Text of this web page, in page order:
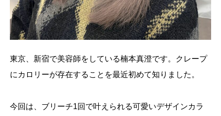
東京、新宿で美容師をしている楠本真澄です。クレープ
にカロリーが存在することを最近初めて知りました。
今回は、ブリーチ1回で叶えられる可愛いデザインカラ